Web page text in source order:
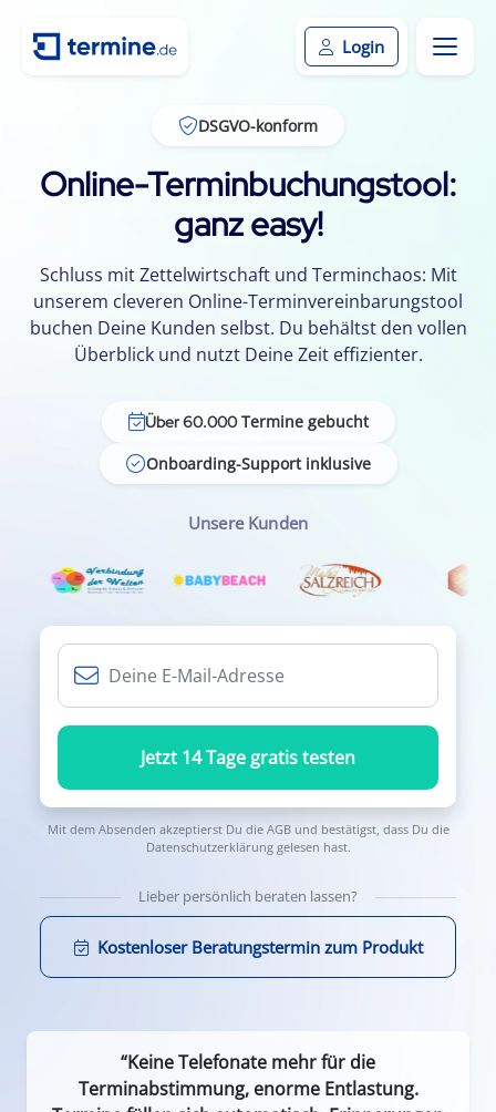
Login
DSGVO-konform
Online-Terminbuchungstool:
ganz easy!
Schluss mit Zettelwirtschaft und Terminchaos: Mit
unserem cleveren Online-Terminvereinbarungstool
buchen Deine Kunden selbst. Du behältst den vollen
Überblick und nutzt Deine Zeit effizienter.
Über 60.000Termine gebucht
Onboarding-Support inklusive
Unsere Kunden
Jetzt 14 Tage gratis testen
Mit dem Absenden akzeptierst Du die AGBund bestätigst, dass Du die
Datenschutzerklärunggelesen hast.
Lieber persönlich beraten lassen?
Kostenloser Beratungstermin zum Produkt
“Keine Telefonate mehr für die
Terminabstimmung, enorme Entlastung.